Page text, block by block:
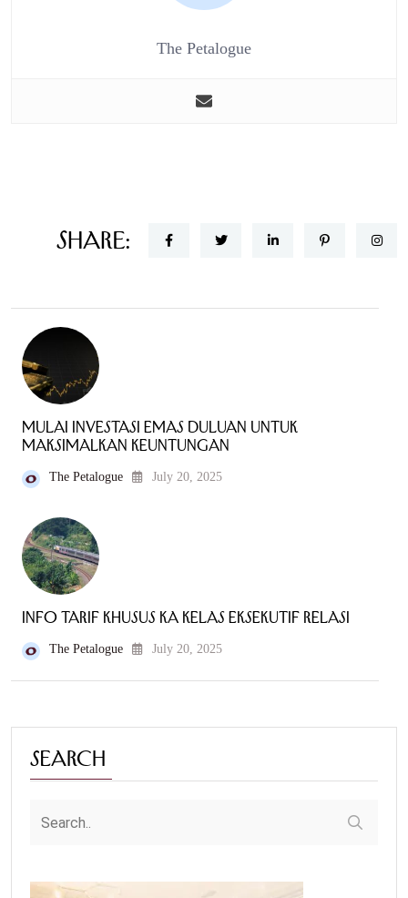
The Petalogue
Share:
Mulai Investasi Emas Duluan untuk
Maksimalkan Keuntungan
The Petalogue July 20, 2025
Info Tarif Khusus KA Kelas Eksekutif Relasi
The Petalogue July 20, 2025
Search